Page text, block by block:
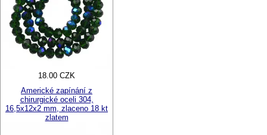
18.00 CZK
Americké zapínání z
chirurgické oceli 304,
16,5x12x2 mm, zlaceno 18 kt
zlatem